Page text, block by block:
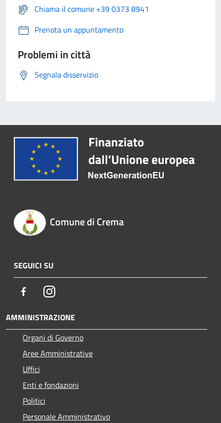
Chiama il comune +39 0373 8941
Prenota un appuntamento
Problemi in città
Segnala disservizio
Comune di Crema
SEGUICI SU
FacebookInstagram
AMMINISTRAZIONE
Organi di Governo
Aree Amministrative
Uffici
Enti e fondazioni
Politici
Personale Amministrativo